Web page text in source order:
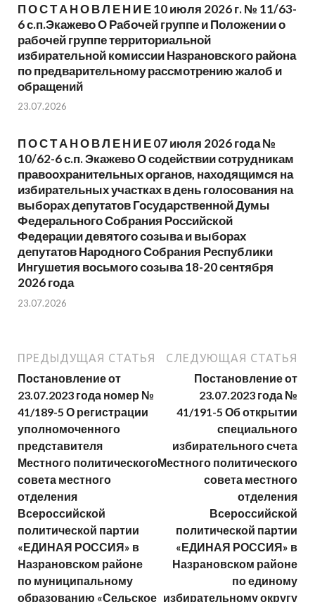
П О С Т А Н О В Л Е Н И Е 10 июля 2026 г. № 11/63-
6 с.п.Экажево О Рабочей группе и Положении о
рабочей группе территориальной
избирательной комиссии Назрановского района
по предварительному рассмотрению жалоб и
обращений
23.07.2026
П О С Т А Н О В Л Е Н И Е 07 июля 2026 года №
10/62-6 с.п. Экажево О содействии сотрудникам
правоохранительных органов, находящимся на
избирательных участках в день голосования на
выборах депутатов Государственной Думы
Федерального Собрания Российской
Федерации девятого созыва и выборах
депутатов Народного Собрания Республики
Ингушетия восьмого созыва 18-20 сентября
2026 года
23.07.2026
ПРЕДЫДУЩАЯ СТАТЬЯ
Постановление от
23.07.2023 года номер №
41/189-5 О регистрации
уполномоченного
представителя
Местного политического
совета местного
отделения
Всероссийской
политической партии
«ЕДИНАЯ РОССИЯ» в
Назрановском районе
по муниципальному
образованию «Сельское
СЛЕДУЮЩАЯ СТАТЬЯ
Постановление от
23.07.2023 года №
41/191-5 Об открытии
специального
избирательного счета
Местного политического
совета местного
отделения
Всероссийской
политической партии
«ЕДИНАЯ РОССИЯ» в
Назрановском районе
по единому
избирательному округу